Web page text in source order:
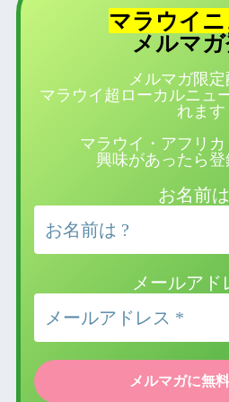
マラウイ
メルマガ
メルマガ限
マラウイ超ローカルニュ
れます
マラウイ・アフリ
興味があったら登
お名前
メールアド